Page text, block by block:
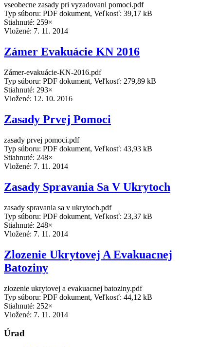
vseobecne zasady pri vyzadovani pomoci.pdf
Typ súboru: PDF dokument, Veľkosť: 39,17 kB
Stiahnuté: 259×
Vložené: 7. 11. 2014
Zámer Evakuácie KN 2016
Zámer-evakuácie-KN-2016.pdf
Typ súboru: PDF dokument, Veľkosť: 279,89 kB
Stiahnuté: 293×
Vložené: 12. 10. 2016
Zasady Prvej Pomoci
zasady prvej pomoci.pdf
Typ súboru: PDF dokument, Veľkosť: 43,93 kB
Stiahnuté: 248×
Vložené: 7. 11. 2014
Zasady Spravania Sa V Ukrytoch
zasady spravania sa v ukrytoch.pdf
Typ súboru: PDF dokument, Veľkosť: 23,37 kB
Stiahnuté: 248×
Vložené: 7. 11. 2014
Zlozenie Ukrytovej A Evakuacnej
Batoziny
zlozenie ukrytovej a evakuacnej batoziny.pdf
Typ súboru: PDF dokument, Veľkosť: 44,12 kB
Stiahnuté: 252×
Vložené: 7. 11. 2014
Úrad